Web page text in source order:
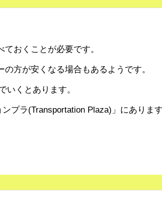
おくことが必要です。
方が安くなる場合もあるようです。
いくとあります。
プラ(Transportation Plaza)」にあります